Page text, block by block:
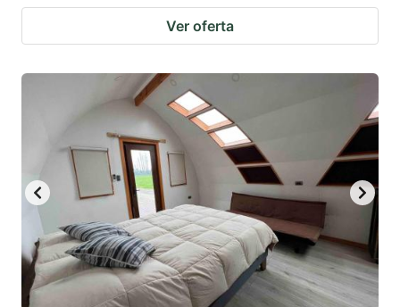
Ver oferta